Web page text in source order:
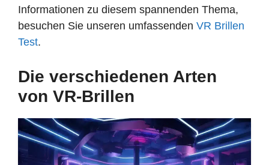
Informationen zu diesem spannenden Thema,
besuchen Sie unseren umfassenden VR Brillen
Test.
Die verschiedenen Arten
von VR-Brillen